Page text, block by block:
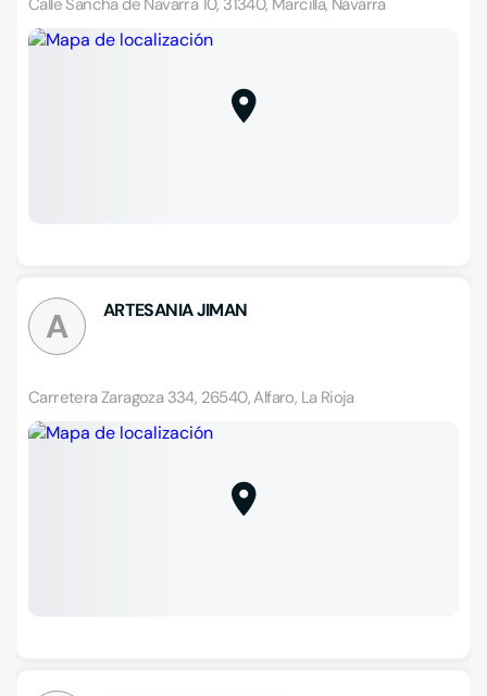
Calle Sancha de Navarra 10, 31340, Marcilla, Navarra
A ARTESANIA JIMAN
Carretera Zaragoza 334, 26540, Alfaro, La Rioja